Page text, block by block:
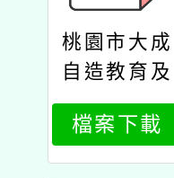
桃園市大成
自造教育及
科技中心辦
理114年2月
份教師研習
檔案下載